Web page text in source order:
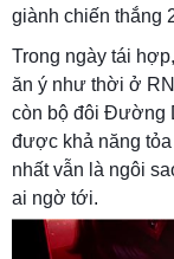
giành chiến thắng
Trong ngày tái
ăn ý như thời ở
còn bộ đôi Đường
được khả năng
nhất vẫn là ngôi
ai ngờ tới.